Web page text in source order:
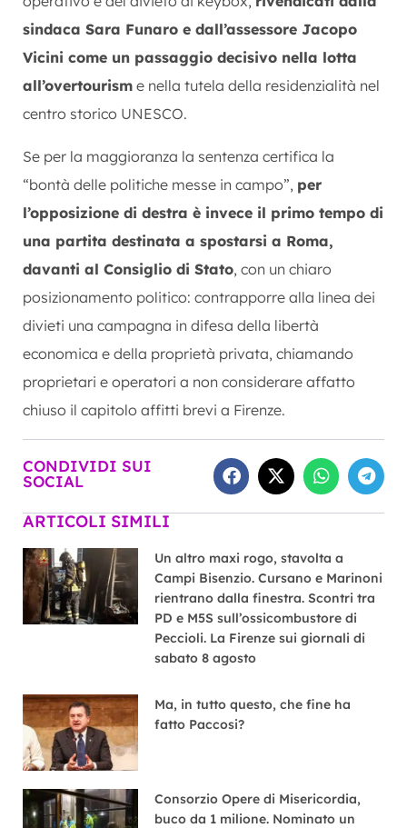
sindaca Sara Funaro e dall’assessore Jacopo
Vicini come un passaggio decisivo nella lotta
all’overtourism e nella tutela della residenzialità nel
centro storico UNESCO.
Se per la maggioranza la sentenza certifica la
“bontà delle politiche messe in campo”, per
l’opposizione di destra è invece il primo tempo di
una partita destinata a spostarsi a Roma,
davanti al Consiglio di Stato, con un chiaro
posizionamento politico: contrapporre alla linea dei
divieti una campagna in difesa della libertà
economica e della proprietà privata, chiamando
proprietari e operatori a non considerare affatto
chiuso il capitolo affitti brevi a Firenze.
CONDIVIDI SUI
SOCIAL
ARTICOLI SIMILI
Un altro maxi rogo, stavolta a
Campi Bisenzio. Cursano e Marinoni
rientrano dalla finestra. Scontri tra
PD e M5S sull’ossicombustore di
Peccioli. La Firenze sui giornali di
sabato 8 agosto
Ma, in tutto questo, che fine ha
fatto Paccosi?
Consorzio Opere di Misericordia,
buco da 1 milione. Nominato un